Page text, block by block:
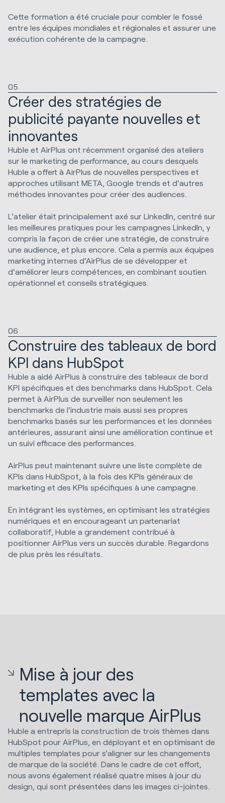
Cette formation a été cruciale pour combler le fossé
entre les équipes mondiales et régionales et assurer une
exécution cohérente de la campagne.
05
Créer des stratégies de
publicité payante nouvelles et
innovantes
Huble et AirPlus ont récemment organisé des ateliers
sur le marketing de performance, au cours desquels
Huble a offert à AirPlus de nouvelles perspectives et
approches utilisant META, Google trends et d'autres
méthodes innovantes pour créer des audiences.
L'atelier était principalement axé sur LinkedIn, centré sur
les meilleures pratiques pour les campagnes LinkedIn, y
compris la façon de créer une stratégie, de construire
une audience, et plus encore. Cela a permis aux équipes
marketing internes d'AirPlus de se développer et
d'améliorer leurs compétences, en combinant soutien
opérationnel et conseils stratégiques.
06
Construire des tableaux de bord
KPI dans HubSpot
Huble a aidé AirPlus à construire des tableaux de bord
KPI spécifiques et des benchmarks dans HubSpot. Cela
permet à AirPlus de surveiller non seulement les
benchmarks de l'industrie mais aussi ses propres
benchmarks basés sur les performances et les données
antérieures, assurant ainsi une amélioration continue et
un suivi efficace des performances.
AirPlus peut maintenant suivre une liste complète de
KPIs dans HubSpot, à la fois des KPIs généraux de
marketing et des KPIs spécifiques à une campagne.
En intégrant les systèmes, en optimisant les stratégies
numériques et en encourageant un partenariat
collaboratif, Huble a grandement contribué à
positionner AirPlus vers un succès durable. Regardons
de plus près les résultats.
Mise à jour des
templates avec la
nouvelle marque AirPlus
Huble a entrepris la construction de trois thèmes dans
HubSpot pour AirPlus, en déployant et en optimisant de
multiples templates pour s'aligner sur les changements
de marque de la société. Dans le cadre de cet effort,
nous avons également réalisé quatre mises à jour du
design, qui sont présentées dans les images ci-jointes.